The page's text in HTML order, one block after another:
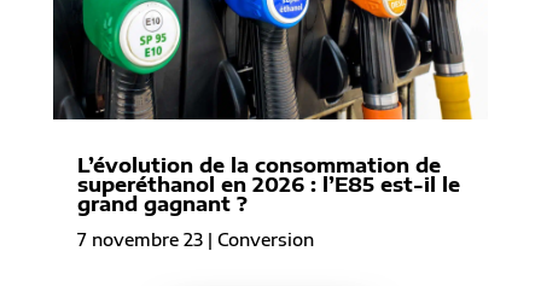
L’évolution de la consommation de
superéthanol en 2026 : l’E85 est-il le
grand gagnant ?
7 novembre 23| Conversion